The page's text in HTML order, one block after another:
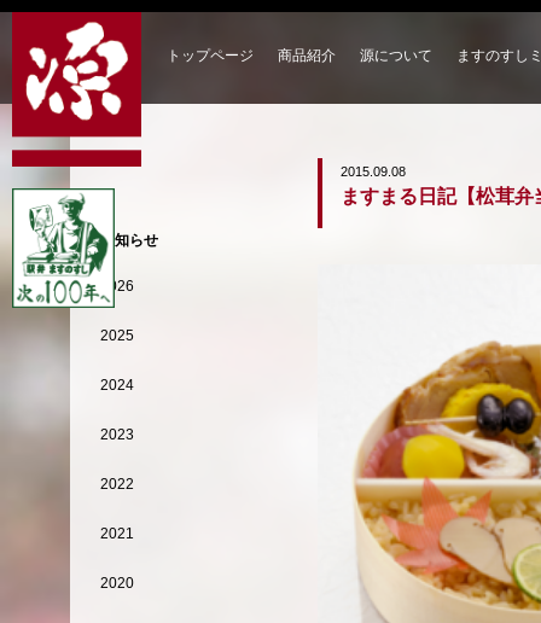
トップページ 商品紹介 源について ますのすし
2015.09.08
ますまる日記【松茸弁
お知らせ
2026
2025
2024
2023
2022
2021
2020